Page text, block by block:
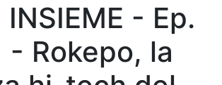
INSIEME - Ep.
- Rokepo, la